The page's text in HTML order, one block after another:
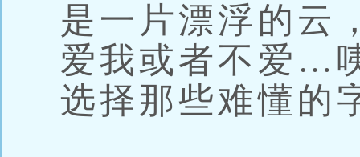
是一片漂浮的云
爱我或者不爱…
选择那些难懂的